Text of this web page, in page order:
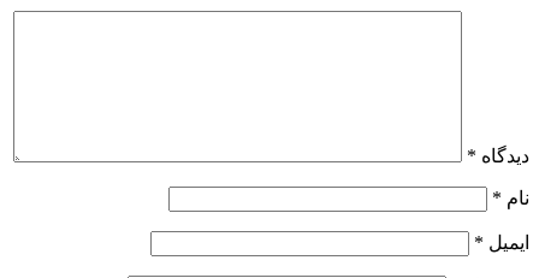
دیدگاه *
نام *
ایمیل *